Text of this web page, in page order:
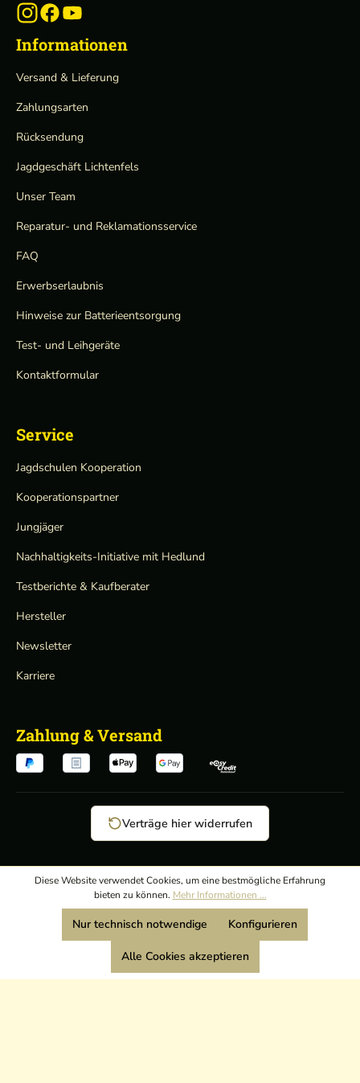
Informationen
Versand & Lieferung
Zahlungsarten
Rücksendung
Jagdgeschäft Lichtenfels
Unser Team
Reparatur- und Reklamationsservice
FAQ
Erwerbserlaubnis
Hinweise zur Batterieentsorgung
Test- und Leihgeräte
Kontaktformular
Service
Jagdschulen Kooperation
Kooperationspartner
Jungjäger
Nachhaltigkeits-Initiative mit Hedlund
Testberichte & Kaufberater
Hersteller
Newsletter
Karriere
Zahlung & Versand
Verträge hier widerrufen
AGB/
Datenschutz/
Wir sind Mitglied:
Diese Website verwendet Cookies, um eine bestmögliche Erfahrung
bieten zu können. Mehr Informationen ...
Nur technisch notwendige Konfigurieren
Alle Cookies akzeptieren